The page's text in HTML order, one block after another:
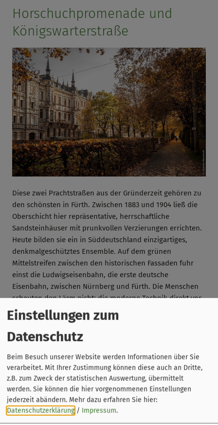
Horschuchpromenade und
Königswarterstraße
Diese zwei Prachtstraßen aus der Gründerzeit gehören zu
den schönsten in Fürth. Zwischen 1883 und 1904 ließ die
Oberschicht hier repräsentative, herrschaftliche
Sandsteinhäuser mit prunkvollen Verzierungen errichten.
Heute bilden sie ein in Süddeutschland einzigartiges,
denkmalgeschütztes Ensemble. Auf dem grünen
Mittelstreifen zwischen den historischen Fassaden fuhr
einst die Ludwigseisenbahn, die erste deutsche
Eisenbahn, zwischen Nürnberg und Fürth. Die Menschen
scheuten den Lärm nicht: die moderne Technik direkt vor
der Haustür galt als Zeichen von Fortschritt und Status.
Einstellungen zum
Datenschutz
Beim Besuch unserer Website werden Informationen über Sie
verarbeitet. Mit Ihrer Zustimmung können diese auch an Dritte,
z.B. zum Zweck der statistischen Auswertung, übermittelt
werden. Sie können die hier vorgenommenen Einstellungen
jederzeit abändern. Mehr dazu erfahren Sie hier:
Datenschutzerklärung / Impressum.